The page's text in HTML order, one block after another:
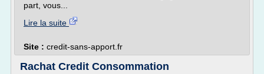
part, vous...
Lire la suite
Site : credit-sans-apport.fr
Rachat Credit Consommation